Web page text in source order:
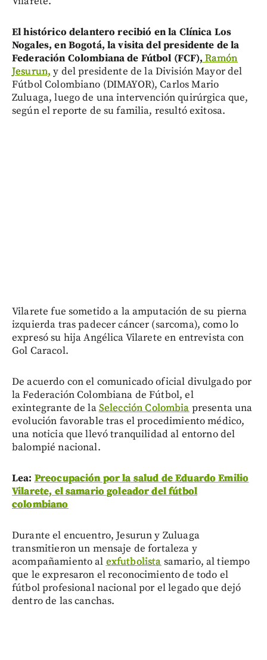
El histórico delantero recibió en la Clínica Los
Nogales, en Bogotá, la visita del presidente de la
Federación Colombiana de Fútbol (FCF), Ramón
Jesurun, y del presidente de la División Mayor del
Fútbol Colombiano (DIMAYOR), Carlos Mario
Zuluaga, luego de una intervención quirúrgica que,
según el reporte de su familia, resultó exitosa.
Vilarete fue sometido a la amputación de su pierna
izquierda tras padecer cáncer (sarcoma), como lo
expresó su hija Angélica Vilarete en entrevista con
Gol Caracol.
De acuerdo con el comunicado oficial divulgado por
la Federación Colombiana de Fútbol, el
exintegrante de laSelección Colombia presenta una
evolución favorable tras el procedimiento médico,
una noticia que llevó tranquilidad al entorno del
balompié nacional.
Lea: Preocupación por la salud de Eduardo Emilio
Vilarete, el samario goleador del fútbol
colombiano
Durante el encuentro, Jesurun y Zuluaga
transmitieron un mensaje de fortaleza y
acompañamiento al exfutbolista samario, al tiempo
que le expresaron el reconocimiento de todo el
fútbol profesional nacional por el legado que dejó
dentro de las canchas.